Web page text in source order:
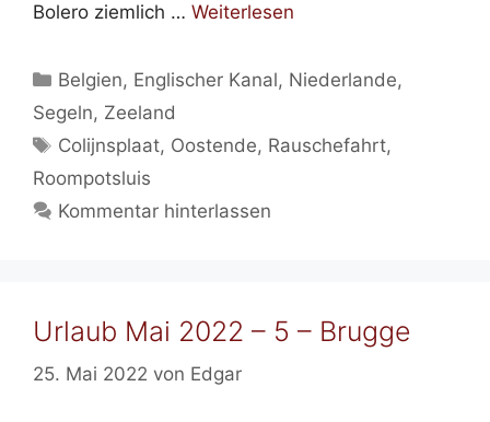
Bolero ziemlich … Weiterlesen
Kategorien
Belgien, Englischer Kanal, Niederlande,
Segeln, Zeeland
Schlagwörter
Colijnsplaat, Oostende, Rauschefahrt,
Roompotsluis
Kommentar hinterlassen
Urlaub Mai 2022 – 5 – Brugge
25. Mai 2022 von Edgar